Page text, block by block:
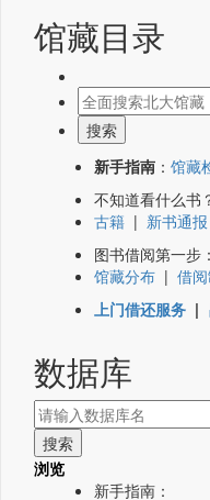
馆藏目录
新手指南 ： 馆藏
不知道看什么书
古籍 | 新书通报
图书借阅第一步：
馆藏分布 | 借
上门借还服务 |
数据库
浏览
新手指南：